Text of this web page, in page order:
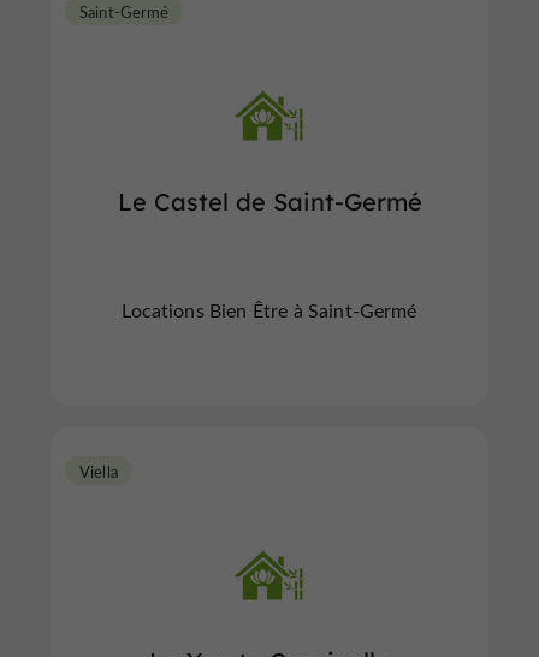
Le Castel de Saint-Germé
Saint-Germé
Locations Bien Être à Saint-Germé
Viella